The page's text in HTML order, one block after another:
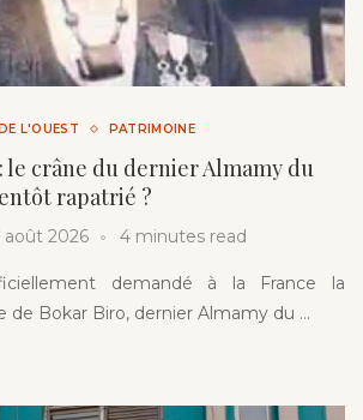
L'OUEST PATRIMOINE
le crâne du dernier Almamy du
rapatrié ?
août 2026 4 minutes read
demandé à la France la
de Bokar Biro, dernier Almamy du …